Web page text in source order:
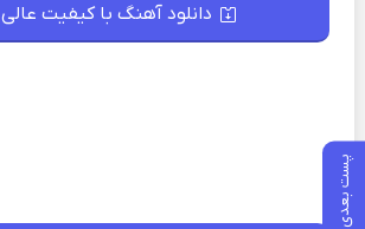
پست بعدی
دانلود آهنگ با کیفیت عالی 320